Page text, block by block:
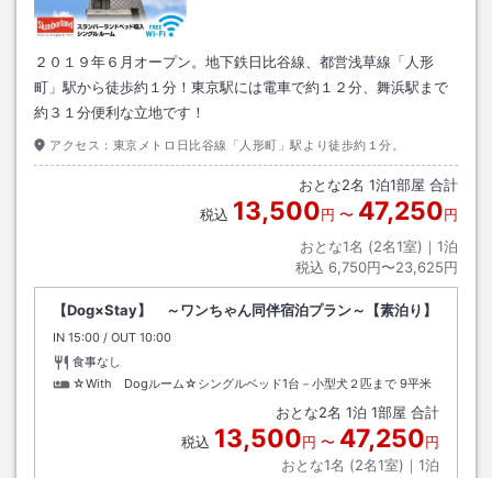
２０１９年６月オープン。地下鉄日比谷線、都営浅草線「人形
町」駅から徒歩約１分！東京駅には電車で約１２分、舞浜駅まで
約３１分便利な立地です！
アクセス： 東京メトロ日比谷線「人形町」駅より徒歩約１分。
おとな2名 1泊1部屋 合計
税込 13,500円 〜 47,250円
おとな1名 (2名1室)｜ 1泊
税込 6,750円〜23,625円
【Dog×Stay】 ～ワンちゃん同伴宿泊プラン～【素泊り】
IN チェックイン
15:00 / OUT チェックアウト
10:00
食事なし
☆With Dogルーム☆シングルベッド1台－小型犬２匹まで 9平米
おとな2名 1泊 1部屋 合計
税込 13,500円 〜 47,250円
おとな1名 (2名1室)｜ 1泊